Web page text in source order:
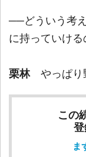
──どういう考
に持っていける
栗林やっぱり
この
登
ま